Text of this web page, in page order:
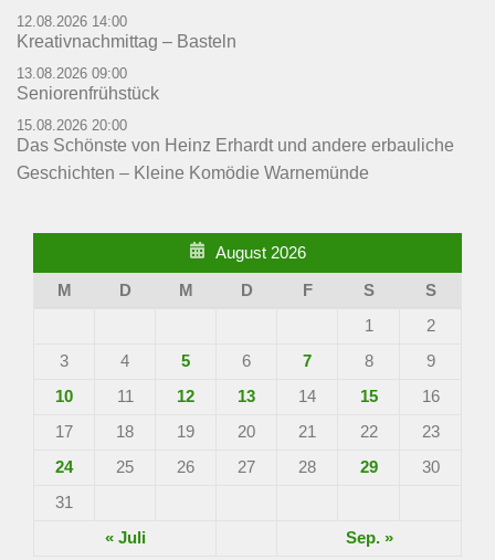
12.08.2026 14:00
Kreativnachmittag – Basteln
13.08.2026 09:00
Seniorenfrühstück
15.08.2026 20:00
Das Schönste von Heinz Erhardt und andere erbauliche
Geschichten – Kleine Komödie Warnemünde
August 2026
M D M D F S
S
1
2
3
4 5 6 7 8
9
10
11 12 13 14 15
16
17
18 19 20 21 22
23
24
25 26 27 28 29
30
31
« Juli
Sep. »